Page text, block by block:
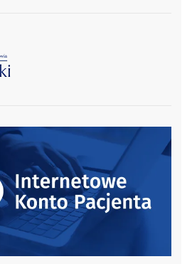
czytaj więcej
czytaj więcej